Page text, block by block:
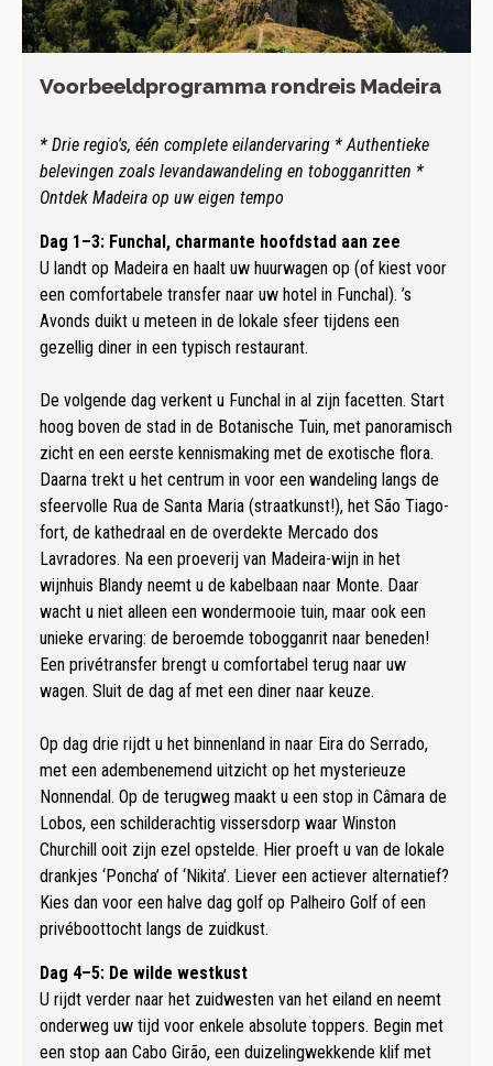
Voorbeeldprogramma rondreis Madeira
* Drie regio's, één complete eilandervaring * Authentieke
belevingen zoals levandawandeling en tobogganritten *
Ontdek Madeira op uw eigen tempo
Dag 1–3: Funchal, charmante hoofdstad aan zee
U landt op Madeira en haalt uw huurwagen op (of kiest voor
een comfortabele transfer naar uw hotel in Funchal). ’s
Avonds duikt u meteen in de lokale sfeer tijdens een
gezellig diner in een typisch restaurant.
De volgende dag verkent u Funchal in al zijn facetten. Start
hoog boven de stad in de Botanische Tuin, met panoramisch
zicht en een eerste kennismaking met de exotische flora.
Daarna trekt u het centrum in voor een wandeling langs de
sfeervolle Rua de Santa Maria (straatkunst!), het São Tiago-
fort, de kathedraal en de overdekte Mercado dos
Lavradores. Na een proeverij van Madeira-wijn in het
wijnhuis Blandy neemt u de kabelbaan naar Monte. Daar
wacht u niet alleen een wondermooie tuin, maar ook een
unieke ervaring: de beroemde tobogganrit naar beneden!
Een privétransfer brengt u comfortabel terug naar uw
wagen. Sluit de dag af met een diner naar keuze.
Op dag drie rijdt u het binnenland in naar Eira do Serrado,
met een adembenemend uitzicht op het mysterieuze
Nonnendal. Op de terugweg maakt u een stop in Câmara de
Lobos, een schilderachtig vissersdorp waar Winston
Churchill ooit zijn ezel opstelde. Hier proeft u van de lokale
drankjes ‘Poncha’ of ‘Nikita’. Liever een actiever alternatief?
Kies dan voor een halve dag golf op Palheiro Golf of een
privéboottocht langs de zuidkust.
Dag 4–5: De wilde westkust
U rijdt verder naar het zuidwesten van het eiland en neemt
onderweg uw tijd voor enkele absolute toppers. Begin met
een stop aan Cabo Girão, een duizelingwekkende klif met